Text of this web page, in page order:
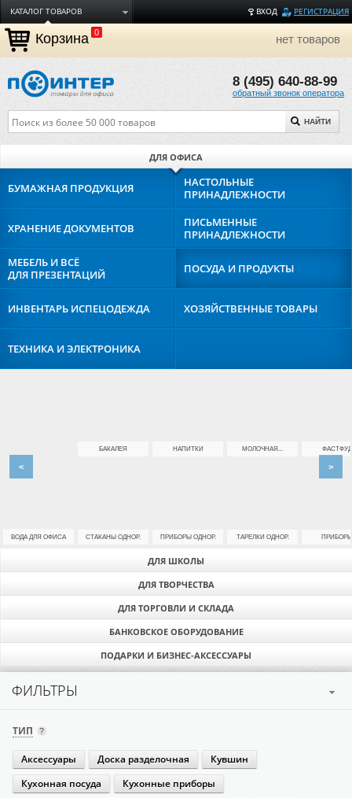
ВХОД РЕГИСТРАЦИЯ
КАТАЛОГ ТОВАРОВ
ДОСТАВКА
ОПЛАТА
ТОРГОВЫЕ МАРКИ
О КОМПАНИИ
Корзина 0 нет товаров
8 (495) 640-88-99
обратный звонок оператора
НАЙТИ
ДЛЯ ОФИСА
ДЛЯ ШКОЛЫ
ДЛЯ ТВОРЧЕСТВА
ДЛЯ ТОРГОВЛИ И СКЛАДА
БАНКОВСКОЕ ОБОРУДОВАНИЕ
ПОДАРКИ И БИЗНЕС-АКСЕССУАРЫ
БУМАЖНАЯ ПРОДУКЦИЯ
НАСТОЛЬНЫЕ
ПРИНАДЛЕЖНОСТИ
ХРАНЕНИЕДОКУМЕНТОВ
ПИСЬМЕННЫЕ
ПРИНАДЛЕЖНОСТИ
МЕБЕЛЬ И ВСЁ
ДЛЯ ПРЕЗЕНТАЦИЙ
ПОСУДА И ПРОДУКТЫ
ИНВЕНТАРЬ ИСПЕЦОДЕЖДА ХОЗЯЙСТВЕННЫЕТОВАРЫ
ТЕХНИКА ИЭЛЕКТРОНИКА
ВОДА ДЛЯ ОФИСА
БАКАЛЕЯ НАПИТКИ МОЛОЧНАЯ... ФАСТФУД
СТАКАНЫ ОДНОР. ПРИБОРЫ ОДНОР. ТАРЕЛКИ ОДНОР. ПРИБОРЫ
< >
ФИЛЬТРЫ
ТИП
Аксессуары Доска разделочная
Кувшин
Кухонная посуда
Кухонные приборы